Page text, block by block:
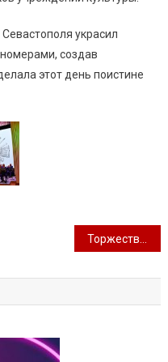
украсил
создав
этот день поистине